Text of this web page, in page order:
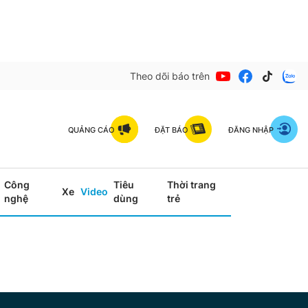
Theo dõi báo trên
QUẢNG CÁO ĐẶT BÁO ĐĂNG NHẬP
Công
nghệ
Xe Video
Tiêu
dùng
Thời trang
trẻ